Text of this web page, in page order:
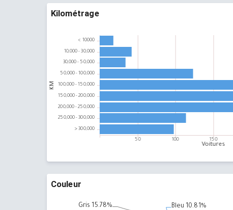
BMW Serie 2
0 DT 24 Voitures
BMW M
0 DT 17 Voitures
BMW M3
Prix moyen :15,000 DT 9 Voitures
Kilométrage
Couleur